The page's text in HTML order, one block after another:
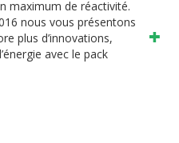
maximum de réactivité.
nous vous présentons
plus d’innovations,
avec le pack